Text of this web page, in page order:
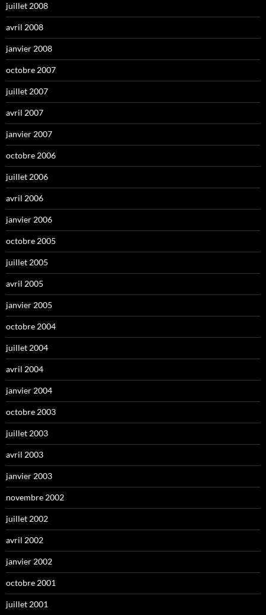
juillet 2008
avril 2008
janvier 2008
octobre 2007
juillet 2007
avril 2007
janvier 2007
octobre 2006
juillet 2006
avril 2006
janvier 2006
octobre 2005
juillet 2005
avril 2005
janvier 2005
octobre 2004
juillet 2004
avril 2004
janvier 2004
octobre 2003
juillet 2003
avril 2003
janvier 2003
novembre 2002
juillet 2002
avril 2002
janvier 2002
octobre 2001
juillet 2001